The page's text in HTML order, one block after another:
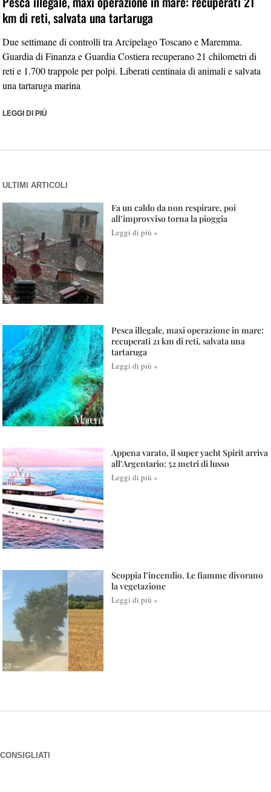
km di reti, salvata una tartaruga
Due settimane di controlli tra Arcipelago Toscano e Maremma.
Guardia di Finanza e Guardia Costiera recuperano 21 chilometri di
reti e 1.700 trappole per polpi. Liberati centinaia di animali e salvata
una tartaruga marina
LEGGI DI PIÙ
ULTIMI ARTICOLI
Fa un caldo da non respirare, poi
all’improvviso torna la pioggia
Leggi di più »
Pesca illegale, maxi operazione in mare:
recuperati 21 km di reti, salvata una
tartaruga
Leggi di più »
Appena varato, il super yacht Spirit arriva
all’Argentario: 52 metri di lusso
Leggi di più »
Scoppia l’incendio. Le fiamme divorano
la vegetazione
Leggi di più »
CONSIGLIATI